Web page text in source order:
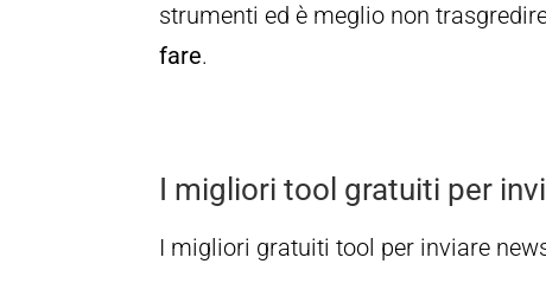
strumenti ed è meglio non
fare.
I migliori tool gratuiti per
I migliori gratuiti tool per inviare